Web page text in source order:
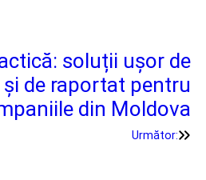
Următor:
soluții ușor de
de raportat pentru
din Moldova